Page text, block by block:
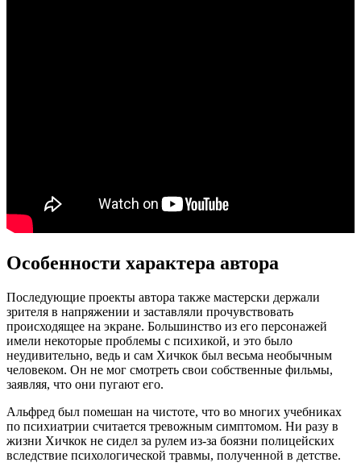
Особенности характера автора
Последующие проекты автора также мастерски держали
зрителя в напряжении и заставляли прочувствовать
происходящее на экране. Большинство из его персонажей
имели некоторые проблемы с психикой, и это было
неудивительно, ведь и сам Хичкок был весьма необычным
человеком. Он не мог смотреть свои собственные фильмы,
заявляя, что они пугают его.
Альфред был помешан на чистоте, что во многих учебниках
по психиатрии считается тревожным симптомом. Ни разу в
жизни Хичкок не сидел за рулем из-за боязни полицейских
вследствие психологической травмы, полученной в детстве.